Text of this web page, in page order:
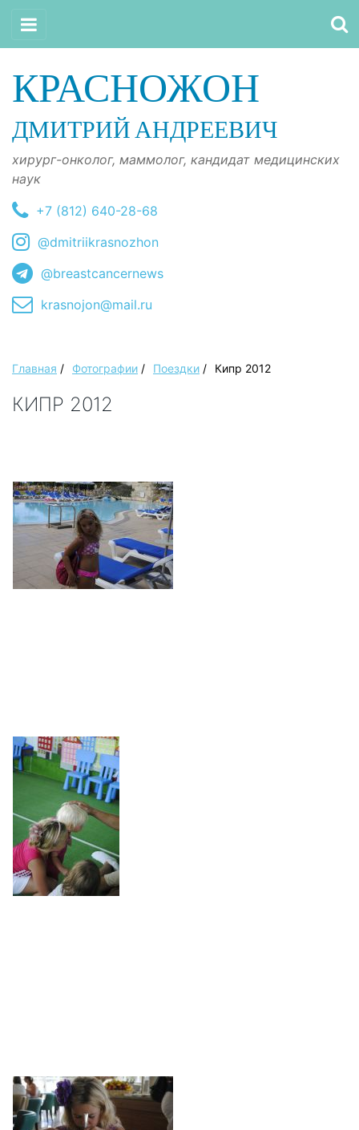
КРАСНОЖОН
ДМИТРИЙ АНДРЕЕВИЧ
хирург-онколог, маммолог, кандидат медицинских
наук
+7 (812) 640-28-68
@dmitriikrasnozhon
@breastcancernews
krasnojon@mail.ru
Главная / Фотографии / Поездки / Кипр 2012
КИПР 2012